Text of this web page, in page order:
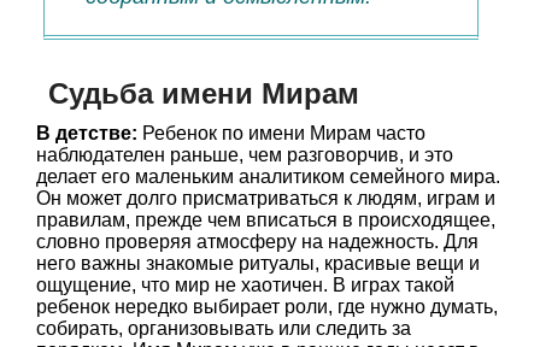
Судьба имени Мирам
В детстве: Ребенок по имени Мирам часто
наблюдателен раньше, чем разговорчив, и это
делает его маленьким аналитиком семейного мира.
Он может долго присматриваться к людям, играм и
правилам, прежде чем вписаться в происходящее,
словно проверяя атмосферу на надежность. Для
него важны знакомые ритуалы, красивые вещи и
ощущение, что мир не хаотичен. В играх такой
ребенок нередко выбирает роли, где нужно думать,
собирать, организовывать или следить за